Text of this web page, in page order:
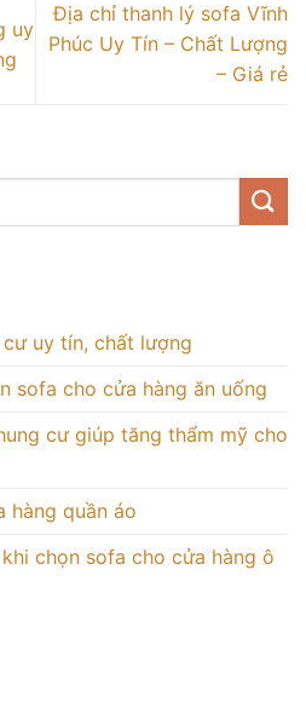
uy
Địa chỉ thanh lý sofa Vĩnh
Phúc Uy Tín – Chất Lượng
– Giá rẻ
uy tín, chất lượng
sofa cho cửa hàng ăn uống
cư giúp tăng thẩm mỹ cho
hàng quần áo
chọn sofa cho cửa hàng ô